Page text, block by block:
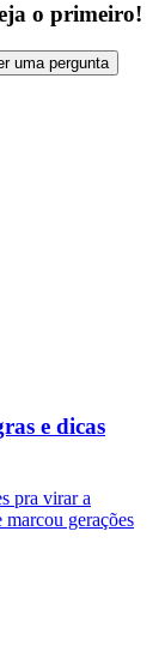
o primeiro!
uma pergunta
e dicas
pra virar a
gerações